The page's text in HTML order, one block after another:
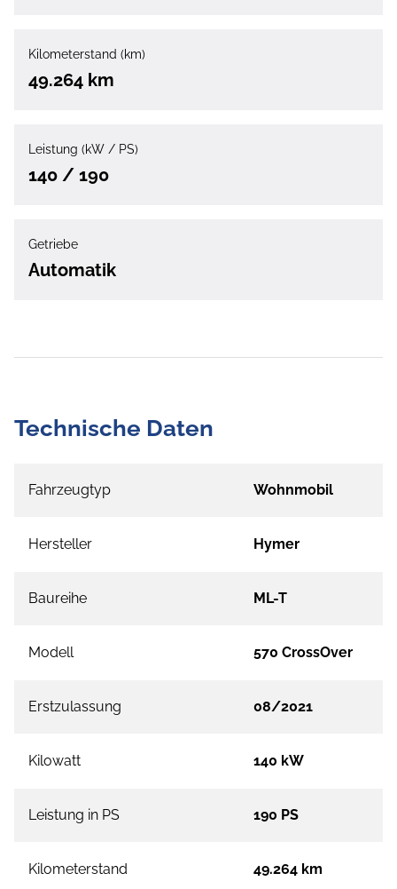
Kilometerstand (km)
49.264 km
Leistung (kW / PS)
140 / 190
Getriebe
Automatik
Technische Daten
Fahrzeugtyp Wohnmobil
Hersteller Hymer
Baureihe ML-T
Modell 570 CrossOver
Erstzulassung 08/2021
Kilowatt 140 kW
Leistung in PS 190 PS
Kilometerstand 49.264 km